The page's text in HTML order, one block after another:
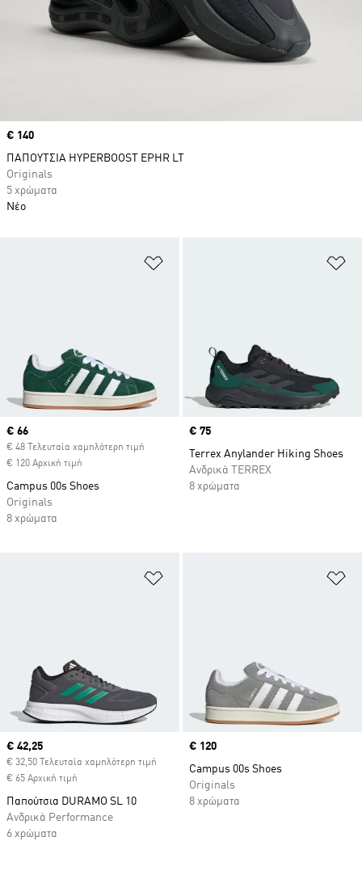
Προσθήκη στη Λίστα Επιθυμιών
Current price
€ 66
€ 48 Τελευταία χαμηλότερη τιμή
€ 120 Αρχική τιμή
Campus 00s Shoes
Originals
8 χρώματα
Price
€ 75
Terrex Anylander Hiking Shoes
Ανδρικά TERREX
8 χρώματα
Προσθήκη στη Λίστα Επιθυμιών
Current price
€ 42,25
€ 32,50 Τελευταία χαμηλότερη τιμή
€ 65 Αρχική τιμή
Παπούτσια DURAMO SL 10
Ανδρικά Performance
6 χρώματα
Price
€ 120
Campus 00s Shoes
Originals
8 χρώματα
Price
€ 140
ΠΑΠΟΥΤΣΙΑ HYPERBOOST EPHR LT
Originals
5 χρώματα
Νέο